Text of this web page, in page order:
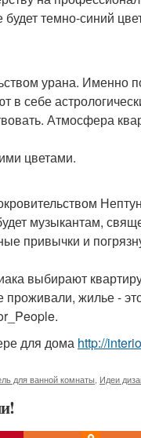
темно-синий
урана. Именно
в себе
Атмосфера
цветами.
музыкантам,
привычки и
выбирают
жилье -
для дома http://
для ванной комнаты Идеи